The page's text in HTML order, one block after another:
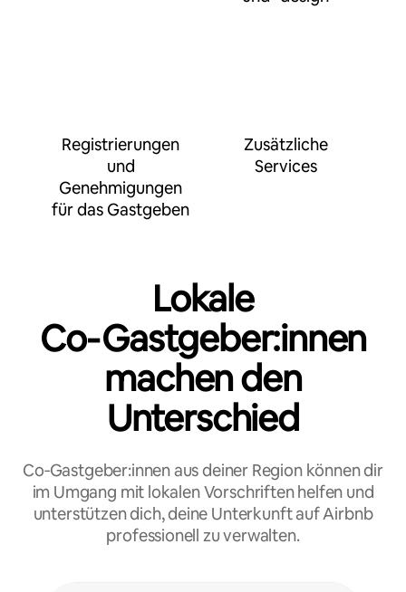
Registrierungen
und
Genehmigungen
für das Gastgeben
Zusätzliche
Services
Lokale
Co‑Gastgeber:innen
machen den
Unterschied
Co‑Gastgeber:innen aus deiner Region können dir
im Umgang mit lokalen Vorschriften helfen und
unterstützen dich, deine Unterkunft auf Airbnb
professionell zu verwalten.